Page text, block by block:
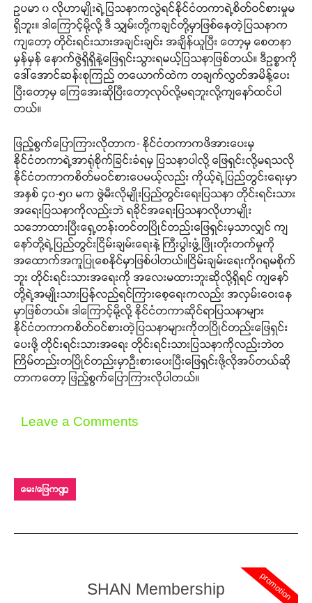
ဥပမာ ၀ လိုဟာမျိုးရဲ့ပြသနာကလွဲရင်နိုင်ငံတကာရဲ့စိတ်ဝင်စားမှုမ
ရှိဘူး။ ဒါကြောင့်မို့လို့ ဒီ သျှမ်းတို့ကချင်တို့မှာဖြစ်နေတဲ့ပြသနာက
ကျတော့ တိုင်းရင်းသားအချင်းချင်း အချိန်ယူပြီး တော့မှ စေတနာ
မှန်မှန် နောက်ဇွဲရှိရှိနဲ့ဖြေရှင်းသွားရမယ့်ပြသနာဖြစ်တယ်။ ဒီဥစ္စာကို
ဒေါ်အောင်ဆန်းစုကြည် တယောက်ထဲက တချက်လွှတ်အမိန့်ပေး
ပြီးတော့မှ ကြေအေးဆိုပြီးတော့လုပ်လို့မရဘူးလို့ကျနော်ထင်ပါ
တယ်။
ဖြည့်စွက်ပြောကြားလိုတာက- နိုင်ငံတကာကဖိအားပေးမှ
နိုင်ငံတကာရဲ့အာရုံစိုက်ခြင်းခံရမှ ပြသနာပါလို့ ဖြေရှင်းလို့မရသလို
နိုင်ငံတကာကစိတ်မဝင်စားပေမယ့်လည်း ကိုယ့်ရဲ့ပြည်တွင်းရေးမှာ
အနှစ် ၄၀-၅၀ မက ဖွဲမီးလိုမျိုးပြည်တွင်းရေးပြသနာ တိုင်းရင်းသား
အရေးပြသနာကိုလည်းဘဲ ရခိုင်အရေးပြသနာလိုဟာမျိုး
သဘောထားပြီးရှေ့တန်းတင်တပြိုင်တည်းဖြေရှင်းမှသာလျှင် ကျ
နော်တို့ရဲ့ပြည်တွင်းငြိမ်းချမ်းရေးနဲ့ ကြီးပွါးဖွံ့ဖြိုးတိုးတက်မှုကို
အထောက်အကူပြုစေနိုင်မှာဖြစ်ပါတယ်။ငြိမ်းချမ်းရေးကိုဂရုမစိုက်
ဘူး တိုင်းရင်းသားအရေးကို အလေးမထားဘူးဆိုလို့ရှိရင် ကျနော်
တို့ရဲ့အမျိုးသားပြန်လည်ရင်ကြားစေ့ရေးကလည်း အလှမ်းဝေးနေ
မှာဖြစ်တယ်။ ဒါကြောင့်မို့လို့ နိုင်ငံတကာဆိုင်ရာပြသနာများ
နိုင်ငံတကာကစိတ်ဝင်စားတဲ့ပြသနာများကိုတပြိုင်တည်းဖြေရှင်း
ပေးဖို့ တိုင်းရင်းသားအရေး တိုင်းရင်းသားပြသနာကိုလည်းဘဲတ
ကြိမ်တည်းတပြိုင်တည်းမှာဦးစားပေးပြီးဖြေရှင်းဖို့လိုအပ်တယ်ဆို
တာကတော့ ဖြည့်စွက်ပြောကြားလိုပါတယ်။
Leave a Comments
မေး/ဖြေကဏ္ဍ
promotion
SHAN Membership